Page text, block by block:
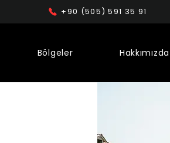
+90 (505) 591 35 91
Bölgeler Hakkımızda